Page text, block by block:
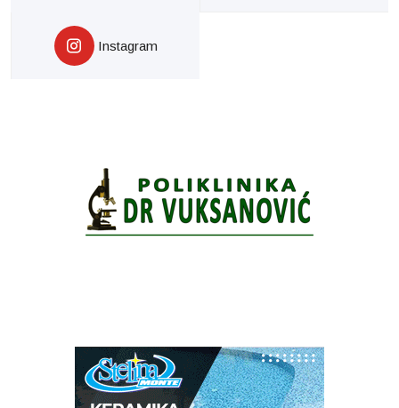
Instagram